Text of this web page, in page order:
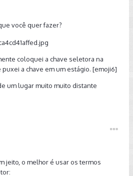
você quer fazer?
coloquei a chave seletora na
a chave em um estágio. [emoji6]
um lugar muito muito distante
jeito, o melhor é usar os termos